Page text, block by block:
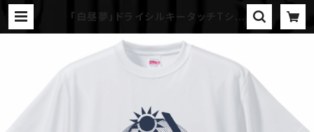
「白昼夢」ドライシルキータッチTシャ